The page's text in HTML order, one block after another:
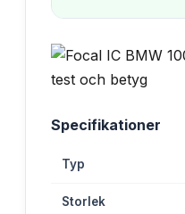
Specifikationer
Typ
Storlek